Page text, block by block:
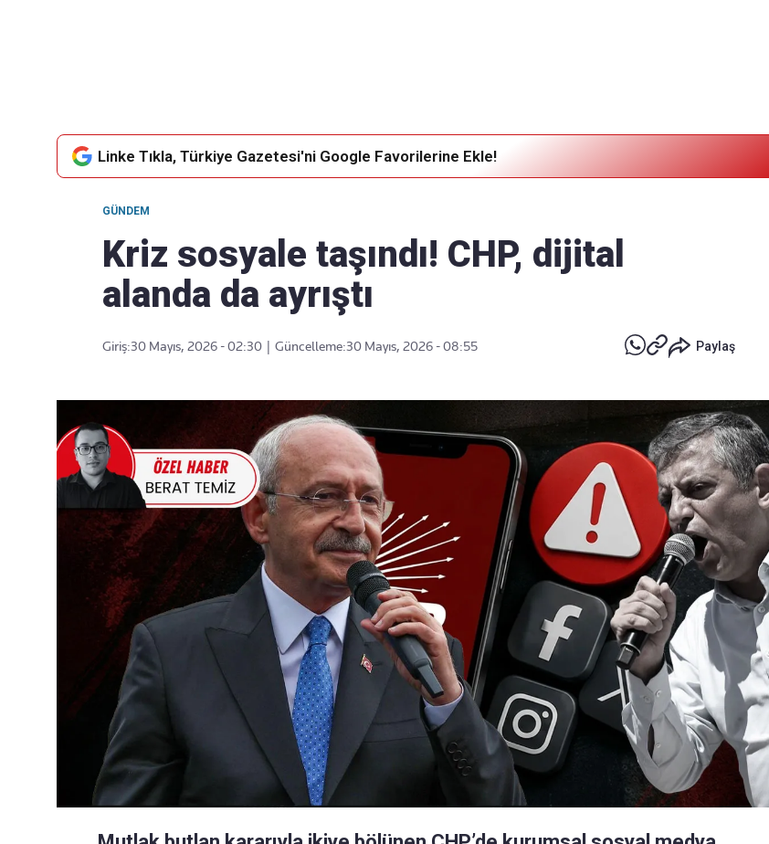
Linke Tıkla, Türkiye Gazetesi'ni Google Favorilerine Ekle!
GÜNDEM
Kriz sosyale taşındı! CHP, dijital
alanda da ayrıştı
Giriş:30 Mayıs, 2026 - 02:30 Güncelleme:30 Mayıs, 2026 - 08:55 Paylaş